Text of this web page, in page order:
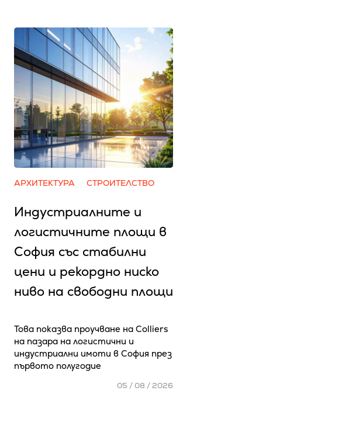
АРХИТЕКТУРА СТРОИТЕЛСТВО
Индустриалните и
логистичните площи в
София със стабилни
цени и рекордно ниско
ниво на свободни площи
Това показва проучване на Colliers
на пазара на логистични и
индустриални имоти в София през
първото полугодие
05 / 08 / 2026